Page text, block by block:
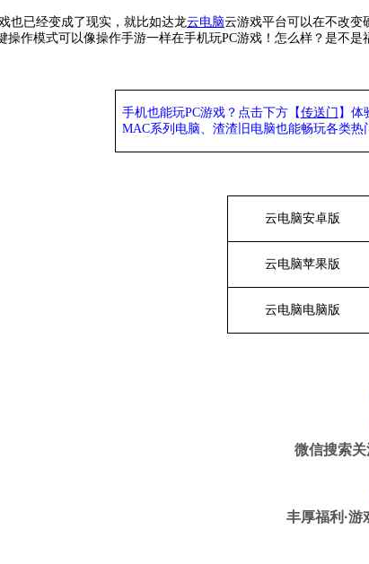
也已经变成了现实，就比如达龙云电脑云游戏平台可以在不改变
作模式可以像操作手游一样在手机玩PC游戏！怎么样？是不
手机也能玩PC游戏？点击下方【传送门 】 体
MAC系列电脑、 渣渣旧电脑也能畅玩各类热
云电脑安卓版
云电脑苹果版
云电脑电脑版
微信搜索关
丰厚福利 ·游